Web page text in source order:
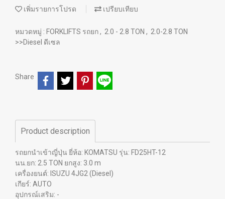
เพิ่มรายการโปรด เปรียบเทียบ
หมวดหมู่ : FORKLIFTS รถยก, 2.0 - 2.8 TON , 2.0-2.8 TON
>>Diesel ดีเซล
Share
Product description
รถยกนำเข้าญี่ปุ่น ยี่ห้อ: KOMATSU รุ่น: FD25HT-12
นน.ยก: 2.5 TON ยกสูง: 3.0 m
เครื่องยนต์: ISUZU 4JG2 (Diesel)
เกียร์: AUTO
อุปกรณ์เสริม: -